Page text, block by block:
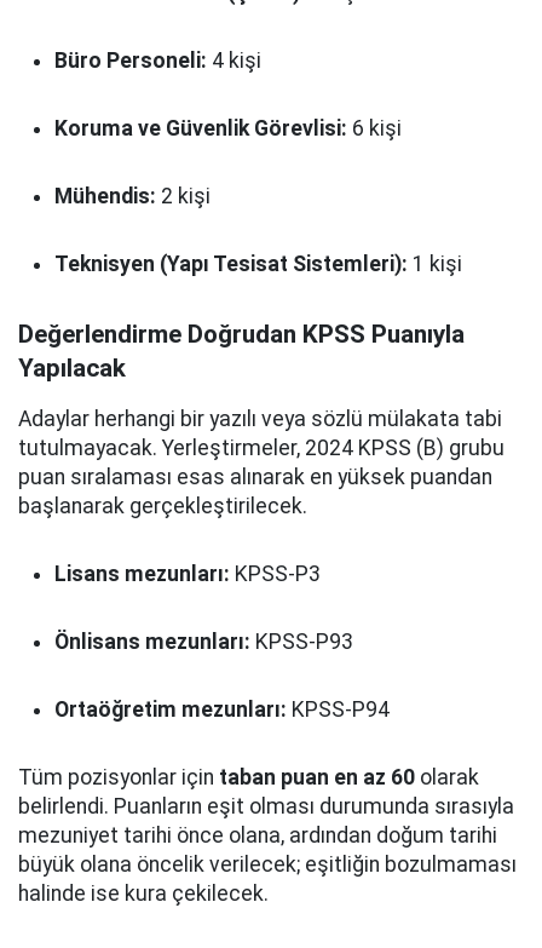
Büro Personeli: 4 kişi
Koruma ve Güvenlik Görevlisi: 6 kişi
Mühendis: 2 kişi
Teknisyen (Yapı Tesisat Sistemleri): 1 kişi
Değerlendirme Doğrudan KPSS Puanıyla
Yapılacak
Adaylar herhangi bir yazılı veya sözlü mülakata tabi
tutulmayacak. Yerleştirmeler, 2024 KPSS (B) grubu
puan sıralaması esas alınarak en yüksek puandan
başlanarak gerçekleştirilecek.
Lisans mezunları: KPSS-P3
Önlisans mezunları: KPSS-P93
Ortaöğretim mezunları: KPSS-P94
Tüm pozisyonlar için taban puan en az 60 olarak
belirlendi. Puanların eşit olması durumunda sırasıyla
mezuniyet tarihi önce olana, ardından doğum tarihi
büyük olana öncelik verilecek; eşitliğin bozulmaması
halinde ise kura çekilecek.